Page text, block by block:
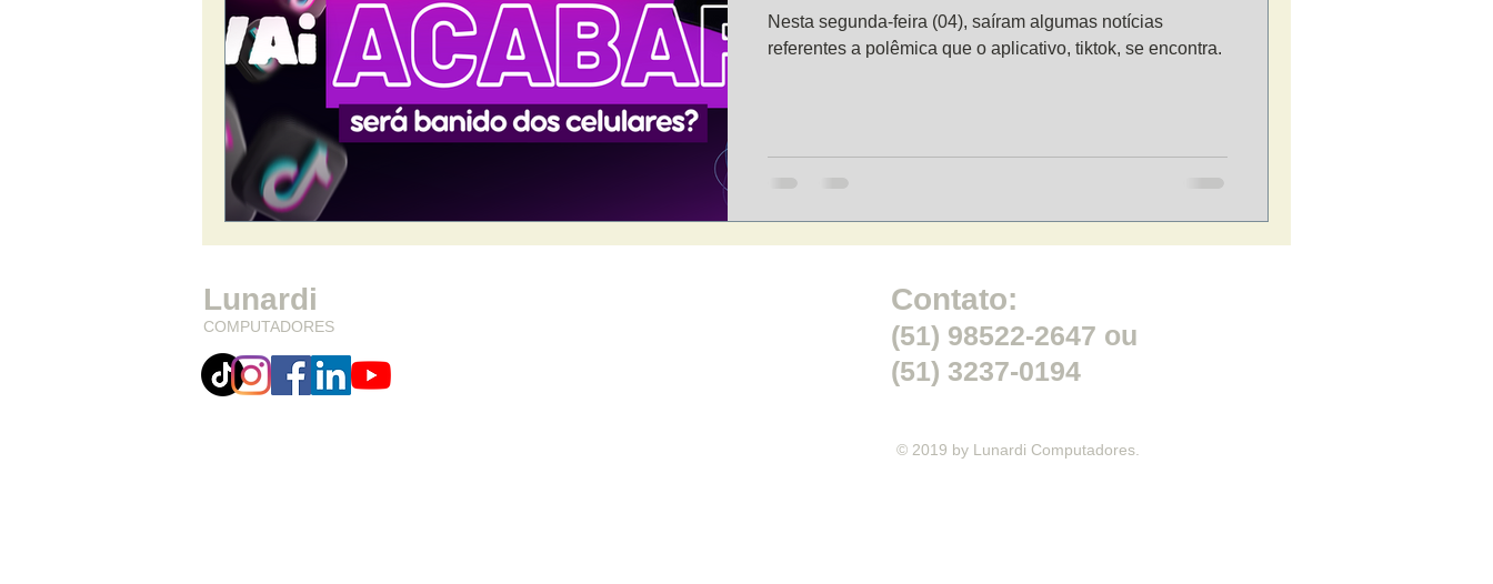
Nesta segunda-feira (04), saíram algumas notícias
referentes a polêmica que o aplicativo, tiktok, se encontra.
Lunardi
COMPUTADORES
Contato:
(51) 98522-2647 ou
(51) 3237-0194
© 2019 by Lunardi Computadores.